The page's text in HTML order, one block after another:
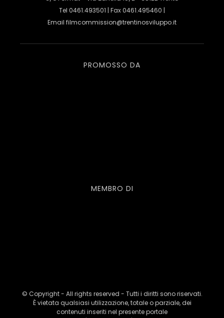
Tel 0461.493501 | Fax 0461.495460 |
Email filmcommission@trentinosviluppo.it
PROMOSSO DA
MEMBRO DI
© Copyright - All rights reserved - Tutti i diritti sono riservati.
È vietata qualsiasi utilizzazione, totale o parziale, dei
contenuti inseriti nel presente portale